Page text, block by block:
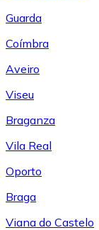
Guarda
Coímbra
Aveiro
Viseu
Braganza
Vila Real
Oporto
Braga
Viana do Castelo